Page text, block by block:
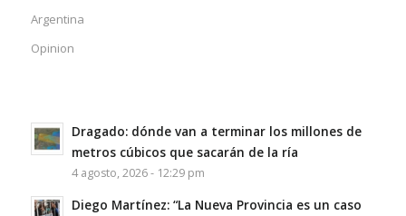
Argentina
Opinion
Dragado: dónde van a terminar los millones de
metros cúbicos que sacarán de la ría
4 agosto, 2026 - 12:29 pm
Diego Martínez: “La Nueva Provincia es un caso